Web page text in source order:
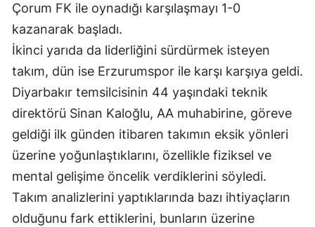
Erzurum
Eskişehir
Gaziantep
Giresun
Gümüşhane
Hakkari
Hatay
Isparta
Çorum FK ile oynadığı karşılaşmayı 1-0
kazanarak başladı.
İkinci yarıda da liderliğini sürdürmek isteyen
takım, dün ise Erzurumspor ile karşı karşıya geldi.
Diyarbakır temsilcisinin 44 yaşındaki teknik
direktörü Sinan Kaloğlu, AA muhabirine, göreve
geldiği ilk günden itibaren takımın eksik yönleri
üzerine yoğunlaştıklarını, özellikle fiziksel ve
mental gelişime öncelik verdiklerini söyledi.
Takım analizlerini yaptıklarında bazı ihtiyaçların
olduğunu fark ettiklerini, bunların üzerine